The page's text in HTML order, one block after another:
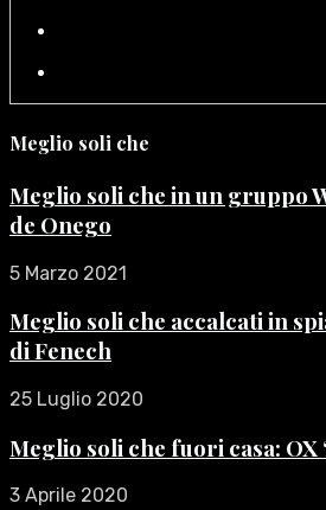
Meglio soli che
Meglio soli che in un gruppo
de Onego
5 Marzo 2021
Meglio soli che accalcati in
di Fenech
25 Luglio 2020
Meglio soli che fuori casa: OX
3 Aprile 2020